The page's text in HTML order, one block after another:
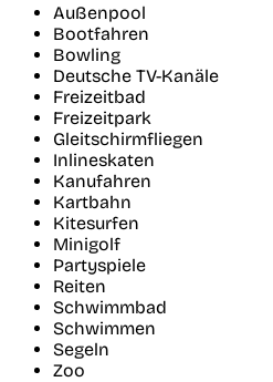
Außenpool
Bootfahren
Bowling
Deutsche TV-Kanäle
Freizeitbad
Freizeitpark
Gleitschirmfliegen
Inlineskaten
Kanufahren
Kartbahn
Kitesurfen
Minigolf
Partyspiele
Reiten
Schwimmbad
Schwimmen
Segeln
Zoo